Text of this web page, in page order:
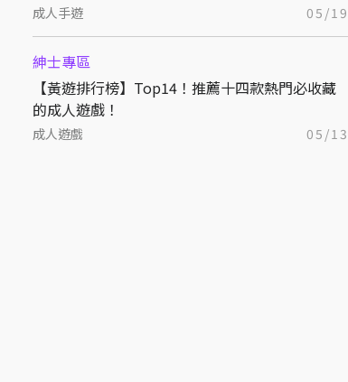
成人手遊 05/19
紳士專區
【黃遊排行榜】Top14！推薦十四款熱門必收藏
的成人遊戲！
成人遊戲 05/13